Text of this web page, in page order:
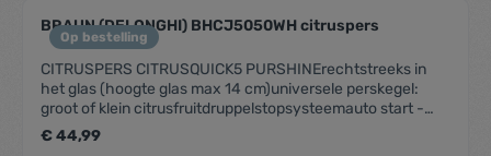
sapreservoir naar de gewenste stand te
draaien.Praktische weegschaalHeel handig voor een
fruitcocktails.Geschikt voor de vaatwasserEenvoudig en
tijdbesparend: alle onderdelen zijn in slechts een paar
stappen te demonteren en klaar voor de vaatwasser.
Op bestelling
BRAUN (DELONGHI) BHCJ5050WH citruspers
CITRUSPERS CITRUSQUICK5 PURSHINErechtstreeks in
het glas (hoogte glas max 14 cm)universele perskegel:
groot of klein citrusfruitdruppelstopsysteemauto start -
stopvaatwasbestendige onderdelen
€ 44,99